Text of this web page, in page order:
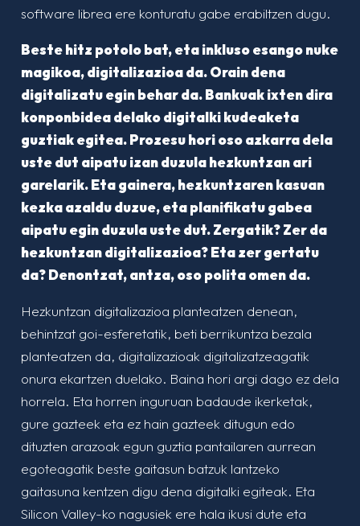
software librea ere konturatu gabe erabiltzen dugu.
Beste hitz potolo bat, eta inkluso esango nuke
magikoa, digitalizazioa da. Orain dena
digitalizatu egin behar da. Bankuak ixten dira
konponbidea delako digitalki kudeaketa
guztiak egitea. Prozesu hori oso azkarra dela
uste dut aipatu izan duzula hezkuntzan ari
garelarik. Eta gainera, hezkuntzaren kasuan
kezka azaldu duzue, eta planifikatu gabea
aipatu egin duzula uste dut. Zergatik? Zer da
hezkuntzan digitalizazioa? Eta zer gertatu
da? Denontzat, antza, oso polita omen da.
Hezkuntzan digitalizazioa planteatzen denean,
behintzat goi-esferetatik, beti berrikuntza bezala
planteatzen da, digitalizazioak digitalizatzeagatik
onura ekartzen duelako. Baina hori argi dago ez dela
horrela. Eta horren inguruan badaude ikerketak,
gure gazteek eta ez hain gazteek ditugun edo
dituzten arazoak egun guztia pantailaren aurrean
egoteagatik beste gaitasun batzuk lantzeko
gaitasuna kentzen digu dena digitalki egiteak. Eta
Silicon Valley-ko nagusiek ere hala ikusi dute eta